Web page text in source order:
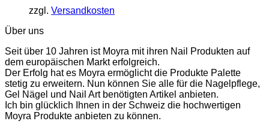
zzgl. Versandkosten
Über uns
Seit über 10 Jahren ist Moyra mit ihren Nail Produkten auf
dem europäischen Markt erfolgreich.
Der Erfolg hat es Moyra ermöglicht die Produkte Palette
stetig zu erweitern. Nun können Sie alle für die Nagelpflege,
Gel Nägel und Nail Art benötigten Artikel anbieten.
Ich bin glücklich Ihnen in der Schweiz die hochwertigen
Moyra Produkte anbieten zu können.